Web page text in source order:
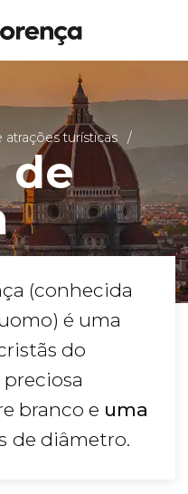
turísticas
de
(conhecida
é uma
do
branco e uma
de diâmetro.